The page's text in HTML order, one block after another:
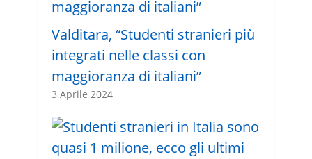
Valditara, “Studenti stranieri più
integrati nelle classi con
maggioranza di italiani”
3 Aprile 2024